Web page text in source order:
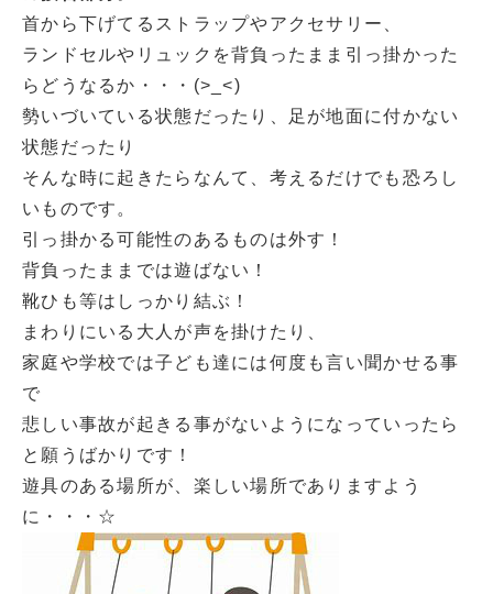
首から下げてるストラップやアクセサリー、
ランドセルやリュックを背負ったまま引っ掛かった
らどうなるか・・・(>_<)
勢いづいている状態だったり、足が地面に付かない
状態だったり
そんな時に起きたらなんて、考えるだけでも恐ろし
いものです。
引っ掛かる可能性のあるものは外す！
背負ったままでは遊ばない！
靴ひも等はしっかり結ぶ！
まわりにいる大人が声を掛けたり、
家庭や学校では子ども達には何度も言い聞かせる事
で
悲しい事故が起きる事がないようになっていったら
と願うばかりです！
遊具のある場所が、楽しい場所でありますよう
に・・・☆